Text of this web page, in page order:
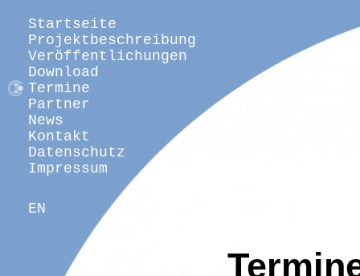
Startseite
Projektbeschreibung
Veröffentlichungen
Download
Termine
Partner
News
Kontakt
Datenschutz
Impressum
EN